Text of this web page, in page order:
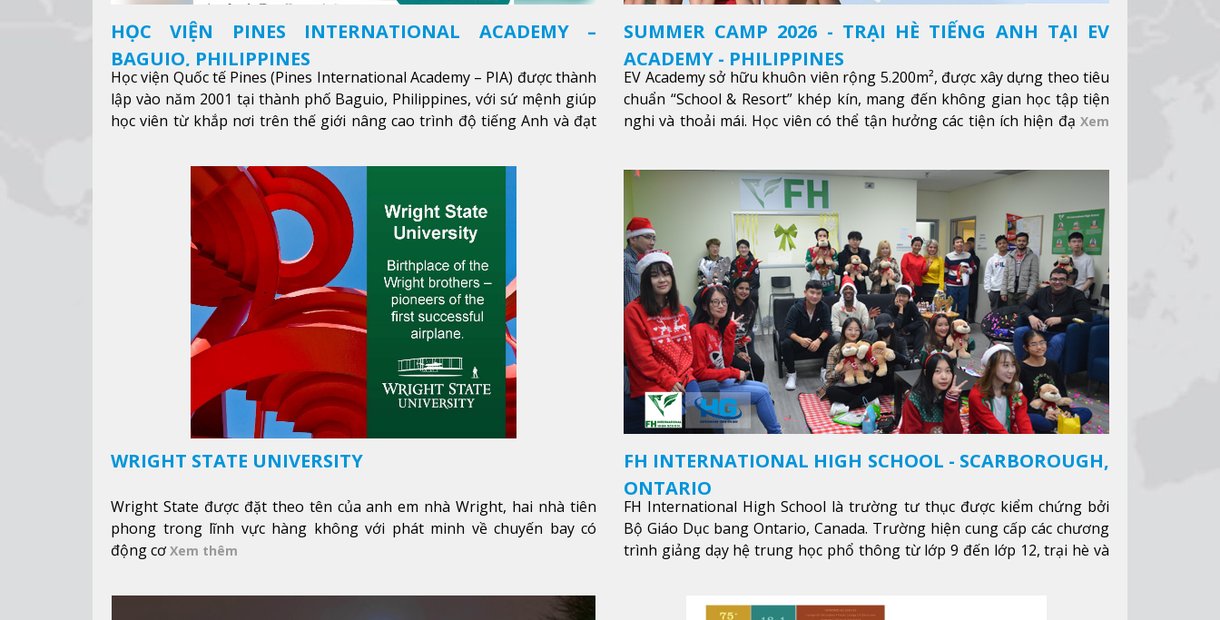
HỌC VIỆN PINES INTERNATIONAL ACADEMY –
BAGUIO, PHILIPPINES
Học viện Quốc tế Pines (Pines International Academy – PIA) được thành
lập vào năm 2001 tại thành phố Baguio, Philippines, với sứ mệnh giúp
học viên từ khắp nơi trên thế giới nâng cao trình độ tiếng Anh và đạt
SUMMER CAMP 2026 - TRẠI HÈ TIẾNG ANH TẠI EV
ACADEMY - PHILIPPINES
EV Academy sở hữu khuôn viên rộng 5.200m², được xây dựng theo tiêu
chuẩn “School & Resort” khép kín, mang đến không gian học tập tiện
nghi và thoải mái. Học viên có thể tận hưởng các tiện ích hiện đạ Xem
WRIGHT STATE UNIVERSITY
Wright State được đặt theo tên của anh em nhà Wright, hai nhà tiên
phong trong lĩnh vực hàng không với phát minh về chuyến bay có
động cơ Xem thêm
FH INTERNATIONAL HIGH SCHOOL - SCARBOROUGH,
ONTARIO
FH International High School là trường tư thục được kiểm chứng bởi
Bộ Giáo Dục bang Ontario, Canada. Trường hiện cung cấp các chương
trình giảng dạy hệ trung học phổ thông từ lớp 9 đến lớp 12, trại hè và